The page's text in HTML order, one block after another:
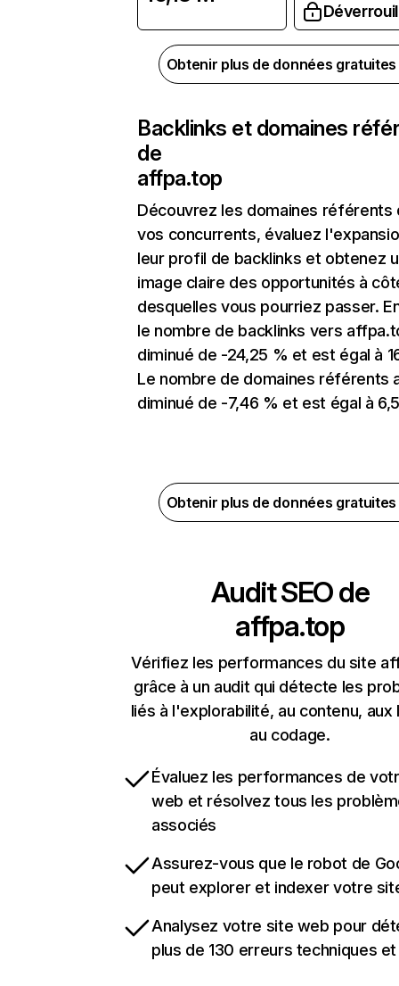
Obtenir plus de données
Backlinks et domaines
de
affpa.top
Découvrez les domaines référents
vos concurrents, évaluez
leur profil de backlinks et obtenez
image claire des opportunités à
desquelles vous pourriez passer.
le nombre de backlinks vers
diminué de -24,25 % et est égal à
Le nombre de domaines référents
diminué de -7,46 % et est égal à
Obtenir plus de données
Audit SEO de
affpa.top
Vérifiez les performances du site
grâce à un audit qui détecte les
liés à l'explorabilité, au contenu, aux
au codage.
Évaluez les performances de
web et résolvez tous les
associés
Assurez-vous que le robot de
peut explorer et indexer votre
Analysez votre site web pour
plus de 130 erreurs techniques et